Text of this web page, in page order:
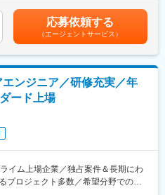
を吸い上げる組織を形成。壁のない
極的な業務改善が日々行われていま
環境
、各種手当や福利厚生、働きやす
取り組んでいます。残業も月15時間
持って活躍することが可能です。
社オンラインスクール社員割引、資
アリング、サービス設計・立上げ
関、福祉事業所、行政等との調整
成
考慮の上、決定します。
考慮※経験・スキル・スタートポジシ
より昇格・昇給あり※エリアにより地
手当は別途全額支給賃金はあくまで
通じて上下する可能性があります。
た表記です。
応募依頼する
（エージェントサービス）
エンジニア／研修充実／年
ード上場
イム上場企業／独占案件＆長期にわ
プロジェクト多数／希望分野での配